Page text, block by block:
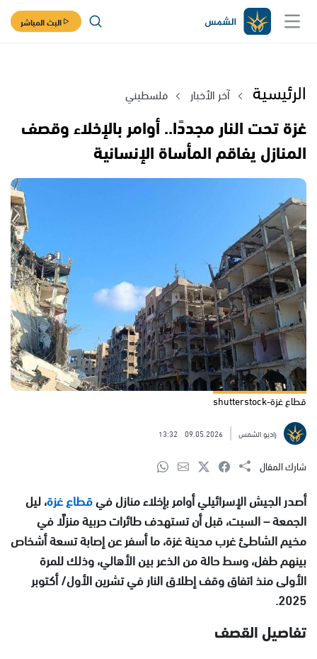
البث المباشر
الرئيسية آخر الأخبار فلسطيني
غزة تحت النار مجددًا.. أوامر بالإخلاء وقصف
المنازل يفاقم المأساة الإنسانية
قطاع غزة-shutterstock
راديو الشمس 09.05.2026
13:32
شارك المقال
أصدر الجيش الإسرائيلي أوامر بإخلاء منازل فيقطاع غزة، ليل
الجمعة – السبت، قبل أن تستهدف طائرات حربية منزلًا في
مخيم الشاطئ غرب مدينة غزة، ما أسفر عن إصابة تسعة أشخاص
بينهم طفل، وسط حالة من الذعر بين الأهالي، وذلك للمرة
الأولى منذ اتفاق وقف إطلاق النار في تشرين الأول/ أكتوبر
2025.
تفاصيل القصف